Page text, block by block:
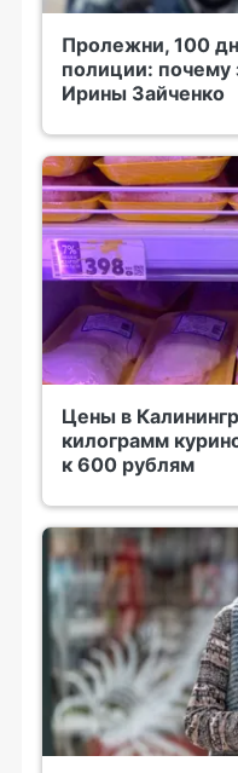
Пролежни, 100
полиции: почему
Ирины Зайченко
Цены в
килограмм
к 600 рублям